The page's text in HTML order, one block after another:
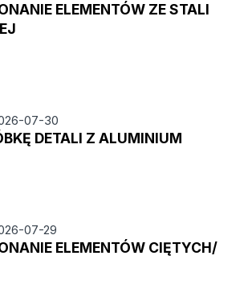
ELEMENTÓW ZE STALI
07-30
DETALI Z ALUMINIUM
07-29
ELEMENTÓW CIĘTYCH/